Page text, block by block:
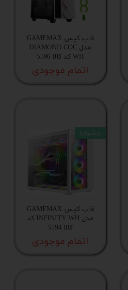
قاب کیس GAMEMAX
مدل DIAMOND COC
WH کد کالا 5596
اتمام موجودی
قاب کیس GAMEMAX
مدل INFINITY WH کد
کالا 5594
اتمام موجودی
جشنواره